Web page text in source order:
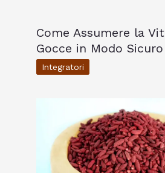
Come Assumere la
Gocce in Modo
Integratori